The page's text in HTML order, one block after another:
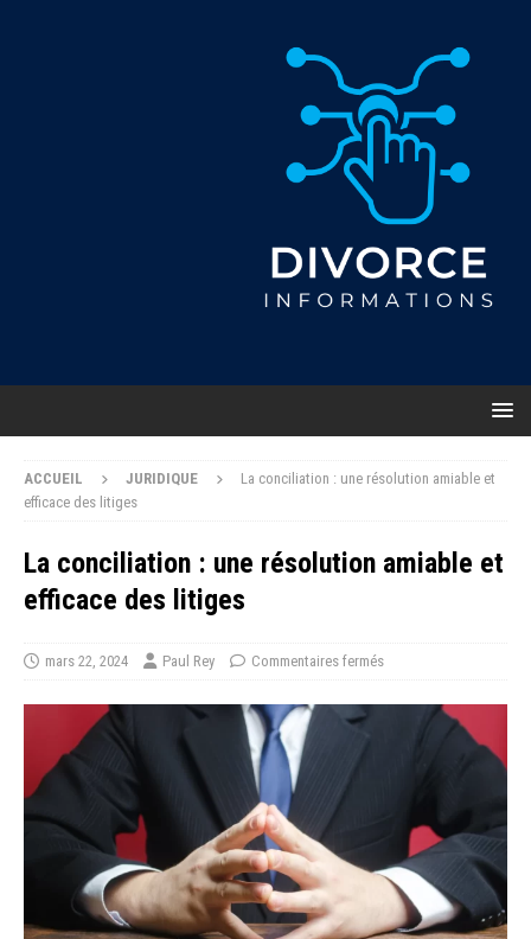
ACCUEIL JURIDIQUE
La conciliation : une résolution amiable et
efficace des litiges
La conciliation : une résolution amiable et
efficace des litiges
mars 22, 2024 Paul Rey Commentaires fermés